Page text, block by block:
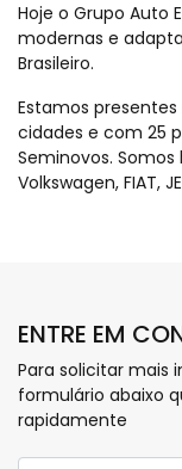
Hoje o Grupo Auto
modernas e
Brasileiro.
Estamos
cidades e com 25
Seminovos.
Volkswagen, FIAT,
ENTRE EM
Para solicitar mais
formulário abaixo
rapidamente